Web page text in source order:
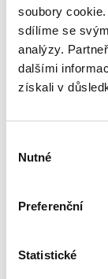
soubory
sdílíme se
analýzy.
dalšími
získali v
souhlasu
Nutné
Preferenční
Statistické
Onkologicko-
Přednosta
Program